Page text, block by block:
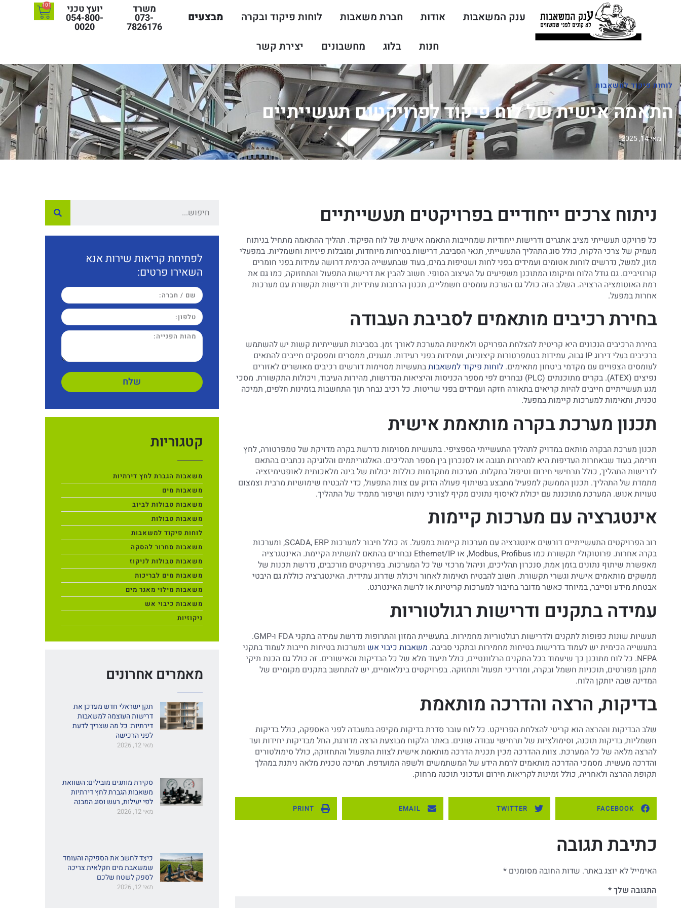
ענק המשאבות אודות חברת משאבות לוחות פיקוד ובקרה
מבצעים
חנות
בלוג מחשבונים יצירת קשר
משרד
073-
7826176
יועץ טכני
054-800-
0020
101
לוחות פיקוד למשאבות
התאמה אישית של לוח פיקוד לפרויקטים תעשייתיים
מאי 14, 2025
ניתוח צרכים ייחודיים בפרויקטים תעשייתיים
כל פרויקט תעשייתי מציב אתגרים ודרישות ייחודיות שמחייבות התאמה אישית של לוח הפיקוד. תהליך ההתאמה מתחיל בניתוח
מעמיק של צרכי הלקוח, כולל סוג התהליך התעשייתי, תנאי הסביבה, דרישות בטיחות מיוחדות, ומגבלות פיזיות וחשמליות. במפעלי
מזון, למשל, נדרשים לוחות אטומים ועמידים בפני לחות ושטיפות במים, בעוד שבתעשייה הכימית דרושה עמידות בפני חומרים
קורוזיביים. גם גודל הלוח ומיקומו המתוכנן משפיעים על העיצוב הסופי. חשוב להבין את דרישות התפעול והתחזוקה, כמו גם את
רמת האוטומציה הרצויה. השלב הזה כולל גם הערכת עומסים חשמליים, תכנון הרחבות עתידיות, ודרישות תקשורת עם מערכות
אחרות במפעל.
בחירת רכיבים מותאמים לסביבת העבודה
בחירת הרכיבים הנכונים היא קריטית להצלחת הפרויקט ולאמינות המערכת לאורך זמן. בסביבות תעשייתיות קשות יש להשתמש
ברכיבים בעלי דירוג IP גבוה, עמידות בטמפרטורות קיצוניות, ועמידות בפני רעידות. מגענים, ממסרים ומפסקים חייבים להתאים
לעומסים הצפויים עם מקדמי ביטחון מתאימים. לוחות פיקוד למשאבותבתעשיות מסוימות דורשים רכיבים מאושרים לאזורים
נפיצים (ATEX). בקרים מתוכנתים (PLC) נבחרים לפי מספר הכניסות והיציאות הנדרשות, מהירות העיבוד, ויכולות התקשורת. מסכי
מגע תעשייתיים חייבים להיות קריאים בתאורה חזקה ועמידים בפני שריטות. כל רכיב נבחר תוך התחשבות בזמינות חלפים, תמיכה
טכנית, ותאימות למערכות קיימות במפעל.
תכנון מערכת בקרה מותאמת אישית
תכנון מערכת הבקרה מותאם במדויק לתהליך התעשייתי הספציפי. בתעשיות מסוימות נדרשת בקרה מדויקת של טמפרטורה, לחץ
וזרימה, בעוד שבאחרות העדיפות היא למהירות תגובה או לסנכרון בין מספר תהליכים. האלגוריתמים והלוגיקה נכתבים בהתאם
לדרישות התהליך, כולל תרחישי חירום וטיפול בתקלות. מערכות מתקדמות כוללות יכולות של בינה מלאכותית לאופטימיזציה
מתמדת של התהליך. תכנון הממשק למפעיל מתבצע בשיתוף פעולה הדוק עם צוות התפעול, כדי להבטיח שימושיות מרבית וצמצום
טעויות אנוש. המערכת מתוכננת עם יכולת לאיסוף נתונים מקיף לצורכי ניתוח ושיפור מתמיד של התהליך.
אינטגרציה עם מערכות קיימות
רוב הפרויקטים התעשייתיים דורשים אינטגרציה עם מערכות קיימות במפעל. זה כולל חיבור למערכות SCADA, ERP, ומערכות
בקרה אחרות. פרוטוקולי תקשורת כמו Modbus, Profibus, או Ethernet/IP נבחרים בהתאם לתשתית הקיימת. האינטגרציה
מאפשרת שיתוף נתונים בזמן אמת, סנכרון תהליכים, וניהול מרכזי של כל המערכות. בפרויקטים מורכבים, נדרשת תכנות של
ממשקים מותאמים אישית וגשרי תקשורת. חשוב להבטיח תאימות לאחור ויכולת שדרוג עתידית. האינטגרציה כוללת גם היבטי
אבטחת מידע וסייבר, במיוחד כאשר מדובר בחיבור למערכות קריטיות או לרשת האינטרנט.
עמידה בתקנים ודרישות רגולטוריות
תעשיות שונות כפופות לתקנים ולדרישות רגולטוריות מחמירות. בתעשיית המזון והתרופות נדרשת עמידה בתקני FDA ו-GMP.
בתעשייה הכימית יש לעמוד בדרישות בטיחות מחמירות ובתקני סביבה. משאבות כיבוי אש ומערכות בטיחות חייבות לעמוד בתקני
NFPA. כל לוח מתוכנן כך שיעמוד בכל התקנים הרלוונטיים, כולל תיעוד מלא של כל הבדיקות והאישורים. זה כולל גם הכנת תיקי
מתקן מפורטים, תוכניות חשמל ובקרה, ומדריכי תפעול ותחזוקה. בפרויקטים בינלאומיים, יש להתחשב בתקנים מקומיים של
המדינה שבה יותקן הלוח.
בדיקות, הרצה והדרכה מותאמת
שלב הבדיקות וההרצה הוא קריטי להצלחת הפרויקט. כל לוח עובר סדרת בדיקות מקיפה במעבדה לפני האספקה, כולל בדיקות
חשמליות, בדיקות תוכנה, וסימולציות של תרחישי עבודה שונים. באתר הלקוח מבוצעת הרצה מדורגת, החל מבדיקות יחידות ועד
להרצה מלאה של כל המערכת. צוות ההדרכה מכין תכנית הדרכה מותאמת אישית לצוות התפעול והתחזוקה, כולל סימולטורים
והדרכה מעשית. מסמכי ההדרכה מותאמים לרמת הידע של המשתמשים ולשפה המועדפת. תמיכה טכנית מלאה ניתנת במהלך
תקופת ההרצה ולאחריה, כולל זמינות לקריאות חירום ועדכוני תוכנה מרחוק.
FACEBOOK
TWITTER
EMAIL
PRINT
כתיבת תגובה
האימייל לא יוצג באתר. שדות החובה מסומנים *
התגובה שלך*
לפתיחת קריאות שירות אנא
השאירו פרטים:
שלח
קטגוריות
משאבות הגברת לחץ דירתיות
משאבות מים
משאבות טבולות לביוב
משאבות טבולות
לוחות פיקוד למשאבות
משאבות סחרור להסקה
משאבות טבולות לניקוז
משאבות מים לבריכות
משאבות מילוי מאגר מים
משאבות כיבוי אש
ניקוזיות
מאמרים אחרונים
תקן ישראלי חדש מעדכן את
דרישות העוצמה למשאבות
דירתיות: כל מה שצריך לדעת
לפני הרכישה
מאי 12, 2026
סקירת מותגים מובילים: השוואת
משאבות הגברת לחץ דירתיות
לפי יעילות, רעש וסוג המבנה
מאי 12, 2026
כיצד לחשב את הספיקה והעומד
שמשאבת מים חקלאית צריכה
לספק לשטח שלכם
מאי 12, 2026